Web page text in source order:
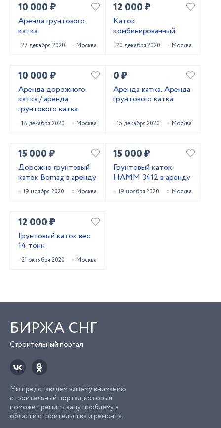
10 000 ₽
Аренда грунтового
катка
27 декабря 2020 Москва
12 000 ₽
Каток
комбинированный
20 декабря 2020 Москва
10 000 ₽
Аренда дорожного
катка / аренда
грунтового катка
18 декабря 2020 Москва
0 ₽
Аренда катка. Аренда
грунтового катка
15 декабря 2020 Москва
15 000 ₽
Дорожно грунтовый
каток Bomag в аренду
19 ноября 2020 Москва
15 000 ₽
Грунтовый каток
HAMM 3412 в аренду
19 ноября 2020 Москва
12 000 ₽
Грунтовый каток вес
14 тонн
21 октября 2020 Москва
БИРЖА СНГ
Строительный портал
Мы представляем вашему вниманию
строительный портал, который
поможет решить вашу проблему в
области строительства и ремонта.